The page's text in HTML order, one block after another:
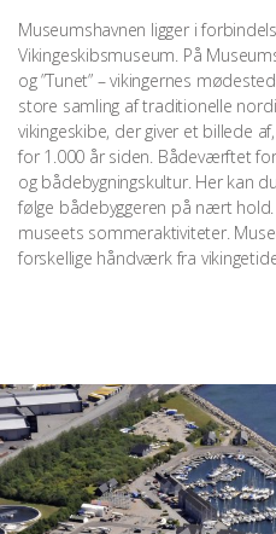
Museumshavnen ligger i
Vikingeskibsmuseum. På
og ”Tunet” – vikingernes
store samling af traditionelle
vikingeskibe, der giver et billede
for 1.000 år siden. Bådeværftet
og bådebygningskultur. Her kan
følge bådebyggeren på nært
museets sommeraktiviteter.
forskellige håndværk fra